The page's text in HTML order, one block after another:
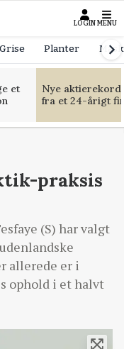
LOGIN MENU
Grise Planter
et
Nye
fra et 24-årigt
praksis
(S) har valgt
allerede er i
ophold i et halvt